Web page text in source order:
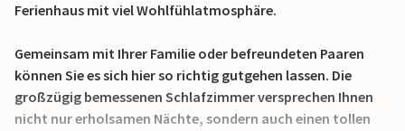
Ferienhaus mit viel Wohlfühlatmosphäre.
Gemeinsam mit Ihrer Familie oder befreundeten Paaren
können Sie es sich hier so richtig gutgehen lassen. Die
großzügig bemessenen Schlafzimmer versprechen Ihnen
nicht nur erholsamen Nächte, sondern auch einen tollen